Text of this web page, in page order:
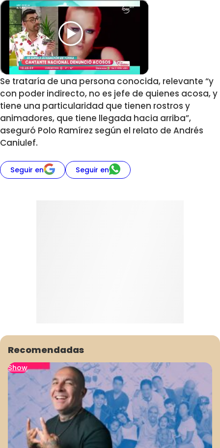
Se trataría de una persona conocida, relevante “y
con poder indirecto, no es jefe de quienes acosa, y
tiene una particularidad que tienen rostros y
animadores, que tiene llegada hacia arriba”,
aseguró Polo Ramírez según el relato de Andrés
Caniulef.
Seguir en Seguir en
Recomendadas
Show